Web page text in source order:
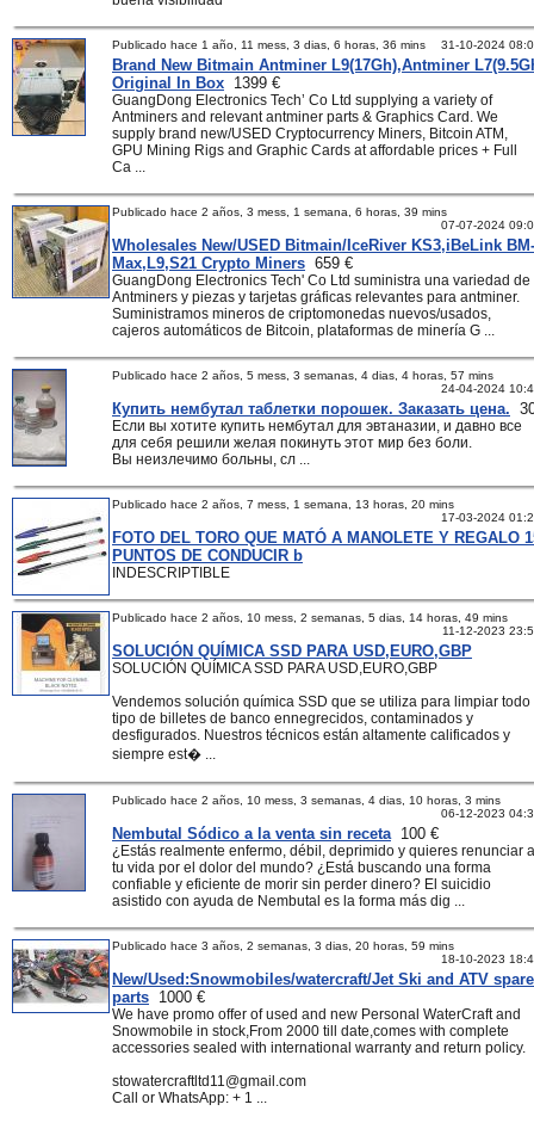
Publicado hace 1 año, 11 mess, 3 dias, 6 horas, 36 mins 31-10-2024
Brand New Bitmain Antminer L9(17Gh),Antminer
Original In Box 1399 €
GuangDong Electronics Tech’ Co Ltd supplying a variety of
Antminers and relevant antminer parts & Graphics Card. We
supply brand new/USED Cryptocurrency Miners, Bitcoin ATM,
GPU Mining Rigs and Graphic Cards at affordable prices + Full
Ca ...
Publicado hace 2 años, 3 mess, 1 semana, 6 horas, 39 mins
07-07-2024
Wholesales New/USED Bitmain/IceRiver KS3,iBeLink
Max,L9,S21 Crypto Miners 659 €
GuangDong Electronics Tech' Co Ltd suministra una variedad de
Antminers y piezas y tarjetas gráficas relevantes para antminer.
Suministramos mineros de criptomonedas nuevos/usados,
cajeros automáticos de Bitcoin, plataformas de minería G ...
Publicado hace 2 años, 5 mess, 3 semanas, 4 dias, 4 horas, 57 mins
24-04-2024
Купить нембутал таблетки порошек. Заказать цена.
Если вы хотите купить нембутал для эвтаназии, и давно все
для себя решили желая покинуть этот мир без боли.
Вы неизлечимо больны, сл ...
Publicado hace 2 años, 7 mess, 1 semana, 13 horas, 20 mins
17-03-2024
FOTO DEL TORO QUE MATÓ A MANOLETE Y REGALO
PUNTOS DE CONDUCIR b
INDESCRIPTIBLE
Publicado hace 2 años, 10 mess, 2 semanas, 5 dias, 14 horas, 49 mins
11-12-2023
SOLUCIÓN QUÍMICA SSD PARA USD,EURO,GBP
SOLUCIÓN QUÍMICA SSD PARA USD,EURO,GBP
Vendemos solución química SSD que se utiliza para limpiar todo
tipo de billetes de banco ennegrecidos, contaminados y
desfigurados. Nuestros técnicos están altamente calificados y
siempre est� ...
Publicado hace 2 años, 10 mess, 3 semanas, 4 dias, 10 horas, 3 mins
06-12-2023
Nembutal Sódico a la venta sin receta100 €
¿Estás realmente enfermo, débil, deprimido y quieres renunciar a
tu vida por el dolor del mundo? ¿Está buscando una forma
confiable y eficiente de morir sin perder dinero? El suicidio
asistido con ayuda de Nembutal es la forma más dig ...
Publicado hace 3 años, 2 semanas, 3 dias, 20 horas, 59 mins
18-10-2023
New/Used:Snowmobiles/watercraft/Jet Ski and ATV spare
parts 1000 €
We have promo offer of used and new Personal WaterCraft and
Snowmobile in stock,From 2000 till date,comes with complete
accessories sealed with international warranty and return policy.
stowatercraftltd11@gmail.com
Call or WhatsApp: + 1 ...